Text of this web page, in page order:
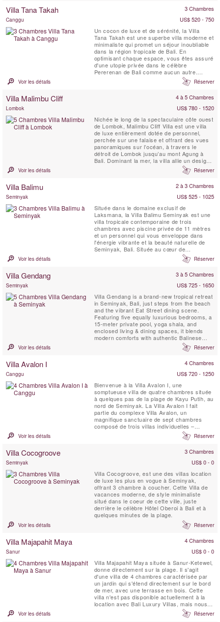
Villa Tana Takah 3 Chambres
Canggu
US$ 520 - 750
Un cocon de luxe et de sérénité, la Villa
Tana Takah est une superbe villa moderne et
minimaliste qui promet un séjour inoubliable
dans la région tropicale de Bali. En
optimisant chaque espace, vous êtes assuré
d'une utopie privée dans le célèbre
Pererenan de Bali comme aucun autre.
Pouvant accueillir un total de 6 adultes, cette
propriété de 3 chambres offre un sanctuaire
Deux des trois chambres sont dotées d'une
Voir les détails Réserver
Villa Malimbu Cliff 4 à 5 Chambres
Lombok
US$ 780 - 1520
Nichée le long de la spectaculaire côte ouest
de Lombok, Malimbu Cliff Villa est une villa
de luxe entièrement dotée de personnel,
perchée sur une falaise et offrant des vues
panoramiques sur l’océan, à travers le
détroit de Lombok jusqu’au mont Agung à
Bali. Dominant la mer, la villa allie un design
contemporain à la beauté sauvage de l’île et
à des couchers de soleil inoubliables. Les
Voir les détails Réserver
Villa Balimu 2 à 3 Chambres
Seminyak
US$ 525 - 1025
Située dans le domaine exclusif de
Laksmana, la Villa Balimu Seminyak est une
villa tropicale contemporaine de trois
chambres avec piscine privée de 11 mètres
et un personnel qui vous enveloppe dans
l'énergie vibrante et la beauté naturelle de
Seminyak, Bali. Située au cœur de
Seminyak, la Villa Balimu se trouve à
seulement quelques pas des meilleurs clubs
Jalan Kayu Aya, connue sous le nom de «
Voir les détails Réserver
Villa Gendang 3 à 5 Chambres
Seminyak
US$ 725 - 1650
Villa Gendang is a brand-new tropical retreat
in Seminyak, Bali, just steps from the beach
and the vibrant Eat Street dining scene.
Featuring five equally luxurious bedrooms, a
15-meter private pool, yoga shala, and
enclosed living & dining spaces, it blends
modern comforts with authentic Balinese
charm. Complete with butler service, daily
breakfast, and seamless access to
clubs, Villa Gendang is the perfect luxury
Voir les détails Réserver
Villa Avalon I 4 Chambres
Canggu
US$ 720 - 1250
Bienvenue à la Villa Avalon I, une
somptueuse villa de quatre chambres située
à quelques pas de la plage de Kayu Putih, au
nord de Seminyak. La Villa Avalon I fait
partie du complexe Villa Avalon, un
magnifique sanctuaire de sept chambres
composé de trois villas individuelles –
chacune nichée au cœur de splendides
jardins paysagers avec piscine privée.
flexibilité des configurations de chambres
Voir les détails Réserver
Villa Cocogroove 3 Chambres
Seminyak
US$ 0 - 0
Villa Cocogroove, est une des villas location
de luxe les plus en vogue à Seminyak,
offrant 3 chambre à coucher. Cette Villa de
vacances moderne, de style minimaliste
situé dans le coeur de cette ville, juste
derrière le célèbre Hôtel Oberoi à Bali et à
quelques minutes de la plage.
Voir les détails Réserver
Villa Majapahit Maya 4 Chambres
Sanur
US$ 0 - 0
Villa Majapahit Maya située à Sanur-Ketewel,
donne directement sur la plage. Il s'agit
d'une villa de 4 chambres caractérisée par
un jardin qui s'étend directement sur le bord
de mer, avec une terrasse en bois. Cette
villa n'est pas disponible actuellement à la
location avec Bali Luxury Villas, mais nous
proposons une large gamme de villas
recommandées par BLV parmi lesquelles
Voir les détails Réserver